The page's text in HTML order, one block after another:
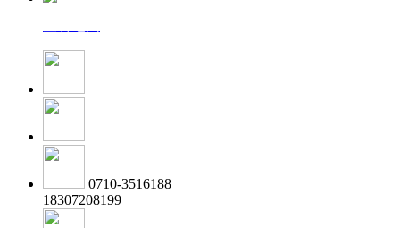
0710-3516188
18307208199